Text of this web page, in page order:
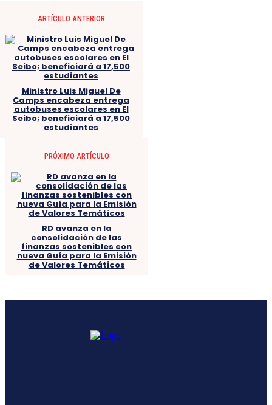
ARTÍCULO ANTERIOR
Ministro Luis Miguel De
Camps encabeza entrega
autobuses escolares en El
Seibo; beneficiará a 17,500
estudiantes
PRÓXIMO ARTÍCULO
RD avanza en la
consolidación de las
finanzas sostenibles con
nueva Guía para la Emisión
de Valores Temáticos